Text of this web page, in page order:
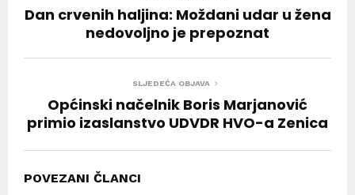
Dan crvenih haljina: Moždani udar u žena
nedovoljno je prepoznat
SLJEDEĆA OBJAVA
Općinski načelnik Boris Marjanović
primio izaslanstvo UDVDR HVO-a Zenica
POVEZANI ČLANCI